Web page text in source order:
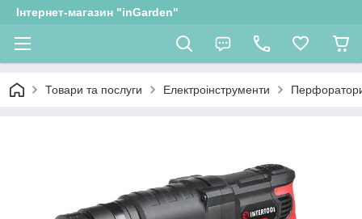
Інтернет-магазин "inGarden"
Товари та послуги Електроінструменти